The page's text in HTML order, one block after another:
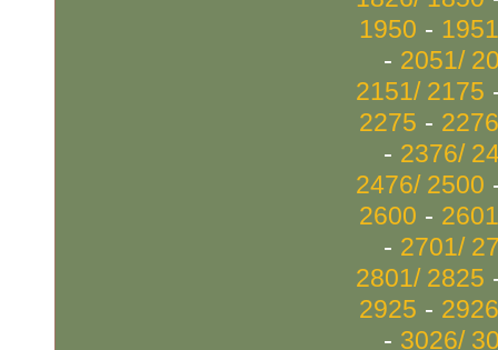
1950 -
- 2051/
2151/ 2175
2275 -
- 2376/
2476/ 2500
2600 -
- 2701/
2801/ 2825
2925 -
- 3026/